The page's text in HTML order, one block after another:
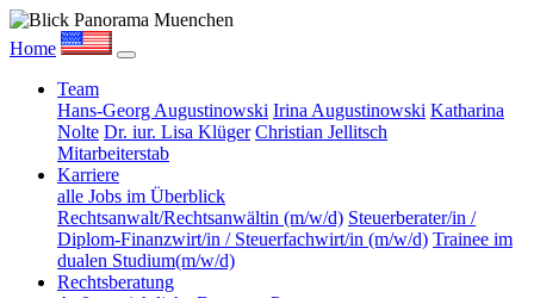
Home
Team
Hans-Georg Augustinowski Irina Augustinowski Katharina
Nolte Dr. iur. Lisa Klüger Christian Jellitsch
Mitarbeiterstab
Karriere
alle Jobs im Überblick
Rechtsanwalt/Rechtsanwältin (m/w/d) Steuerberater/in /
Diplom-Finanzwirt/in / Steuerfachwirt/in (m/w/d) Trainee im
dualen Studium(m/w/d)
Rechtsberatung